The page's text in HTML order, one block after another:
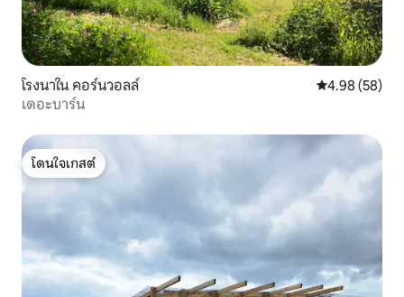
โรงนาใน คอร์นวอลล์ คะแนนเฉลี่ย
4.98 (58)
เดอะบาร์น
โดนใจเกสต์
โดนใจเกสต์